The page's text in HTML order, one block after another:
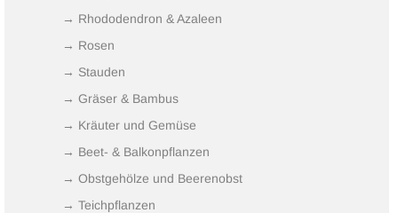
→ Rhododendron & Azaleen
→ Rosen
→ Stauden
→ Gräser & Bambus
→ Kräuter und Gemüse
→ Beet- & Balkonpflanzen
→ Obstgehölze und Beerenobst
→ Teichpflanzen